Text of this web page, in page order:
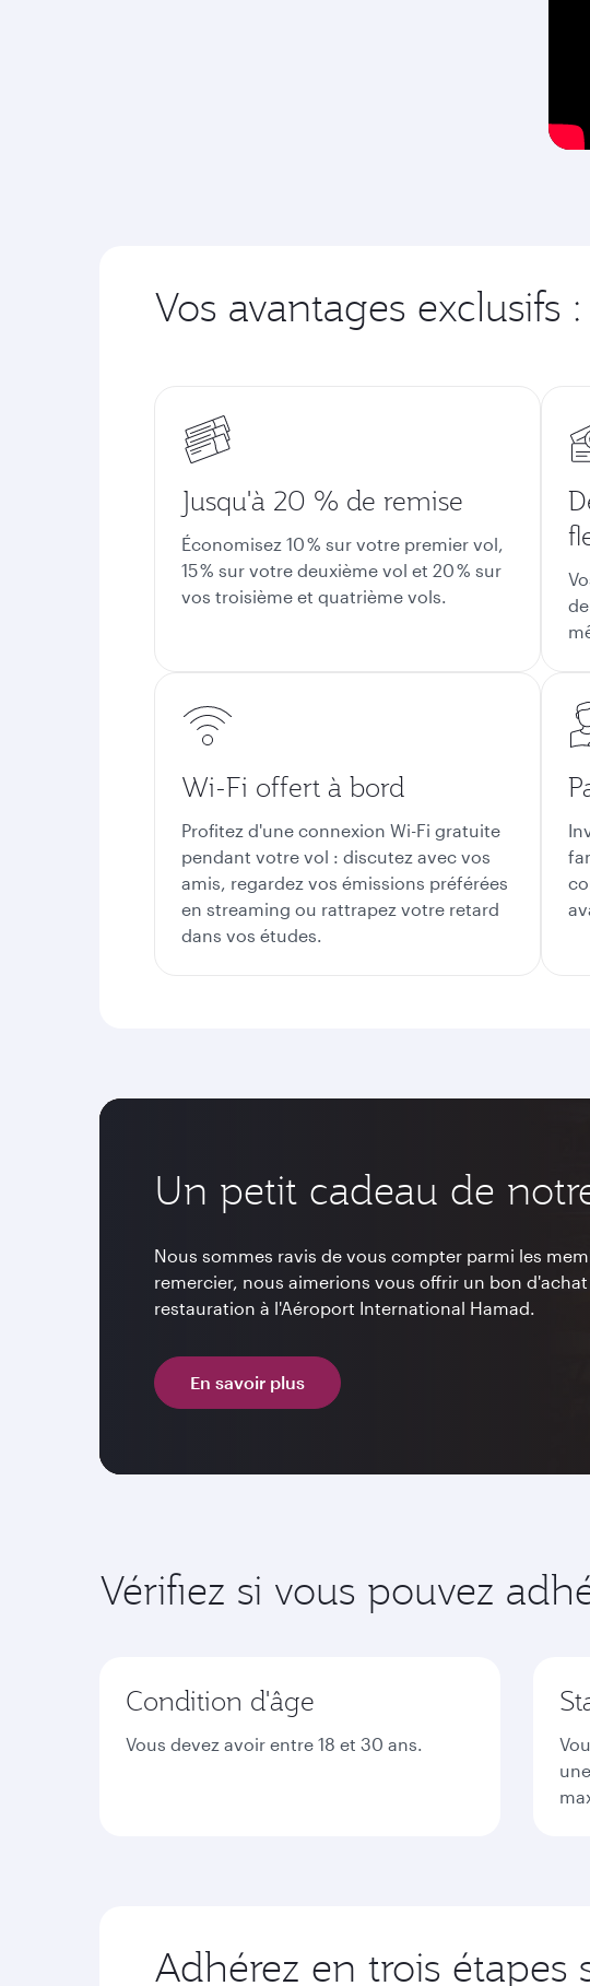
Vos avantages exclusifs :
Jusqu'à 20 % de remise
Économisez 10 % sur votre premier vol,
15 % sur votre deuxième vol et 20 % sur
vos troisième et quatrième vols.
Wi-Fi offert à bord
Profitez d'une connexion Wi-Fi gratuite
pendant votre vol : discutez avec vos
amis, regardez vos émissions préférées
en streaming ou rattrapez votre retard
dans vos études.
Un petit cadeau de
Nous sommes ravis de vous compter parmi les
remercier, nous aimerions vous offrir un bon d'achat
restauration à l'Aéroport International Hamad.
En savoir plus
Vérifiez si vous pouvez
Condition d'âge
Vous devez avoir entre 18 et 30 ans.
Adhérez en trois étapes